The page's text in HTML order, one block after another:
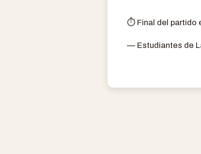
⏱️ Final del partido
— Estudiantes de